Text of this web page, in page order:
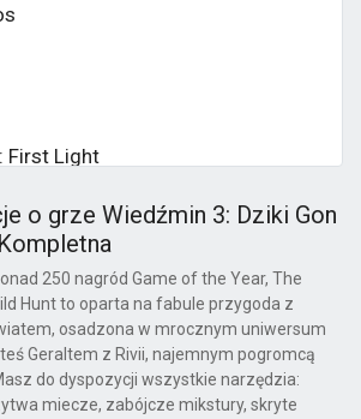
First Light
o grze Wiedźmin 3: Dziki Gon
250 nagród Game of the Year, The
Hunt to oparta na fabule przygoda z
osadzona w mrocznym uniwersum
Geraltem z Rivii, najemnym pogromcą
do dyspozycji wszystkie narzędzia:
miecze, zabójcze mikstury, skryte